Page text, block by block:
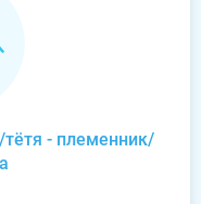
- племенник/